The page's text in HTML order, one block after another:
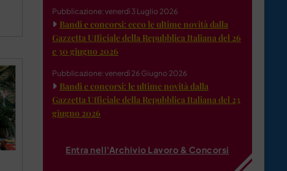
Pubblicazione: venerdì 3 Luglio 2026
Bandi e concorsi: ecco le ultime novità dalla
Gazzetta Ufficiale della Repubblica Italiana del 26
e 30 giugno 2026
Pubblicazione: venerdì 26 Giugno 2026
Bandi e concorsi: le ultime novità dalla
Gazzetta Ufficiale della Repubblica Italiana del 23
giugno 2026
Entra nell'Archivio Lavoro & Concorsi